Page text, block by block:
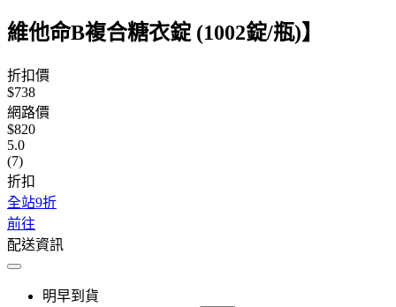
維他命B複合糖衣錠 (1002錠/瓶)】
折扣價
$738
網路價
$820
5.0
(7)
折扣
全站9折
前往
配送資訊
明早到貨